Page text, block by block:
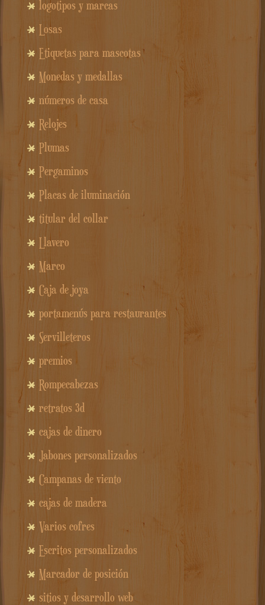
logotipos y marcas
Losas
Etiquetas para mascotas
Monedas y medallas
números de casa
Relojes
Plumas
Pergaminos
Placas de iluminación
titular del collar
Llavero
Marco
Caja de joya
portamenús para restaurantes
Servilleteros
premios
Rompecabezas
retratos 3d
cajas de dinero
Jabones personalizados
Campanas de viento
cajas de madera
Varios cofres
Escritos personalizados
Marcador de posición
sitios y desarrollo web